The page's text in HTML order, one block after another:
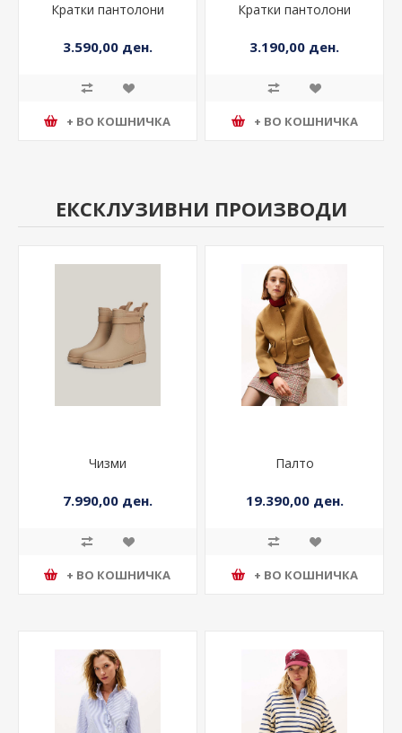
Кратки пантолони
3.590,00 ден.
+ ВО КОШНИЧКА
Кратки пантолони
3.190,00 ден.
+ ВО КОШНИЧКА
ЕКСКЛУЗИВНИ ПРОИЗВОДИ
Чизми
7.990,00 ден.
+ ВО КОШНИЧКА
Палто
19.390,00 ден.
+ ВО КОШНИЧКА